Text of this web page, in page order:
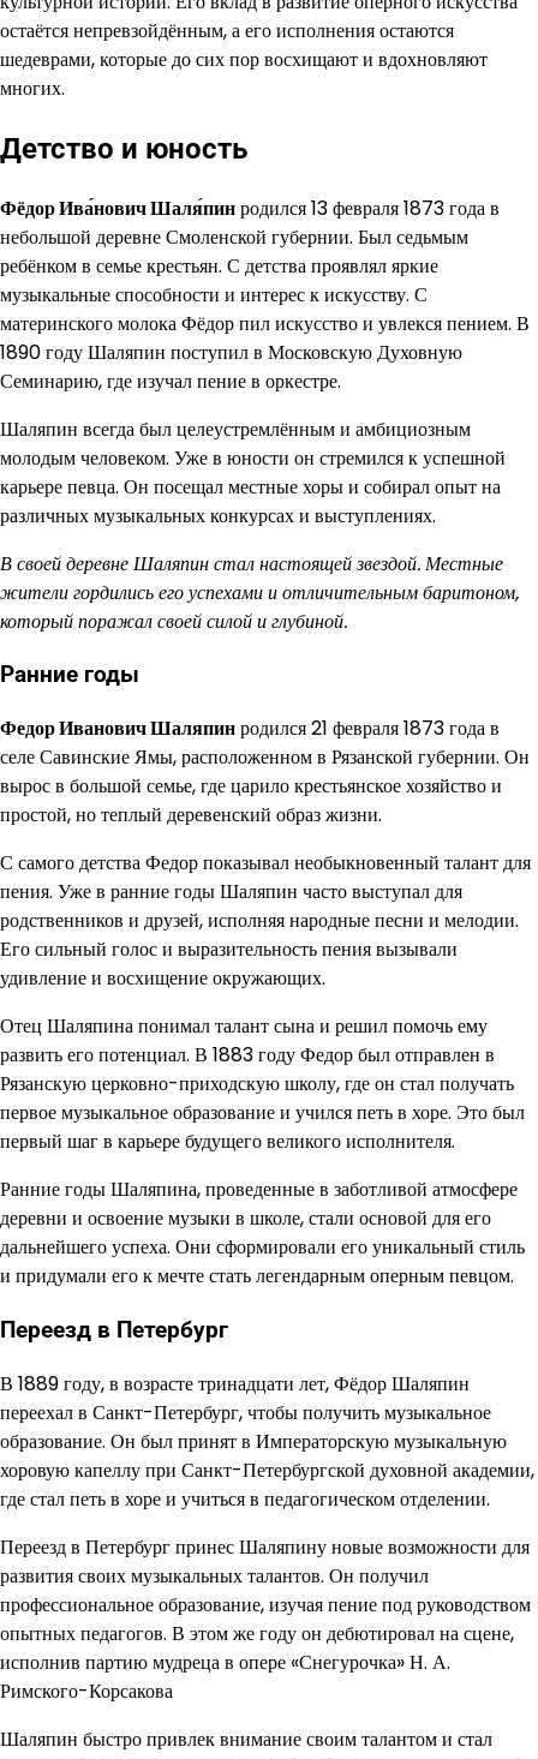
остаётся непревзойдённым, а его исполнения остаются
шедеврами, которые до сих пор восхищают и вдохновляют
многих.
Детство и юность
Фёдор Ива́нович Шаля́пинродился 13 февраля 1873 года в
небольшой деревне Смоленской губернии. Был седьмым
ребёнком в семье крестьян. С детства проявлял яркие
музыкальные способности и интерес к искусству. С
материнского молока Фёдор пил искусство и увлекся пением. В
1890 году Шаляпин поступил в Московскую Духовную
Семинарию, где изучал пение в оркестре.
Шаляпин всегда был целеустремлённым и амбициозным
молодым человеком. Уже в юности он стремился к успешной
карьере певца. Он посещал местные хоры и собирал опыт на
различных музыкальных конкурсах и выступлениях.
В своей деревне Шаляпин стал настоящей звездой. Местные
жители гордились его успехами и отличительным баритоном,
который поражал своей силой и глубиной.
Ранние годы
Федор Иванович Шаляпинродился 21 февраля 1873 года в
селе Савинские Ямы, расположенном в Рязанской губернии. Он
вырос в большой семье, где царило крестьянское хозяйство и
простой, но теплый деревенский образ жизни.
С самого детства Федор показывал необыкновенный талант для
пения. Уже в ранние годы Шаляпин часто выступал для
родственников и друзей, исполняя народные песни и мелодии.
Его сильный голос и выразительность пения вызывали
удивление и восхищение окружающих.
Отец Шаляпина понимал талант сына и решил помочь ему
развить его потенциал. В 1883 году Федор был отправлен в
Рязанскую церковно-приходскую школу, где он стал получать
первое музыкальное образование и учился петь в хоре. Это был
первый шаг в карьере будущего великого исполнителя.
Ранние годы Шаляпина, проведенные в заботливой атмосфере
деревни и освоение музыки в школе, стали основой для его
дальнейшего успеха. Они сформировали его уникальный стиль
и придумали его к мечте стать легендарным оперным певцом.
Переезд в Петербург
В 1889 году, в возрасте тринадцати лет, Фёдор Шаляпин
переехал в Санкт-Петербург, чтобы получить музыкальное
образование. Он был принят в Императорскую музыкальную
хоровую капеллу при Санкт-Петербургской духовной академии,
где стал петь в хоре и учиться в педагогическом отделении.
Переезд в Петербург принес Шаляпину новые возможности для
развития своих музыкальных талантов. Он получил
профессиональное образование, изучая пение под руководством
опытных педагогов. В этом же году он дебютировал на сцене,
исполнив партию мудреца в опере «Снегурочка» Н. А.
Римского-Корсакова
Шаляпин быстро привлек внимание своим талантом и стал